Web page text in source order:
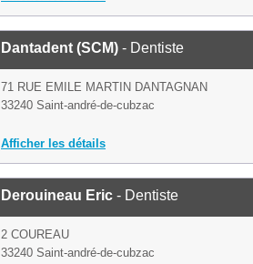
Dantadent (SCM) - Dentiste
71 RUE EMILE MARTIN DANTAGNAN
33240 Saint-andré-de-cubzac
Afficher les détails
Derouineau Eric - Dentiste
2 COUREAU
33240 Saint-andré-de-cubzac